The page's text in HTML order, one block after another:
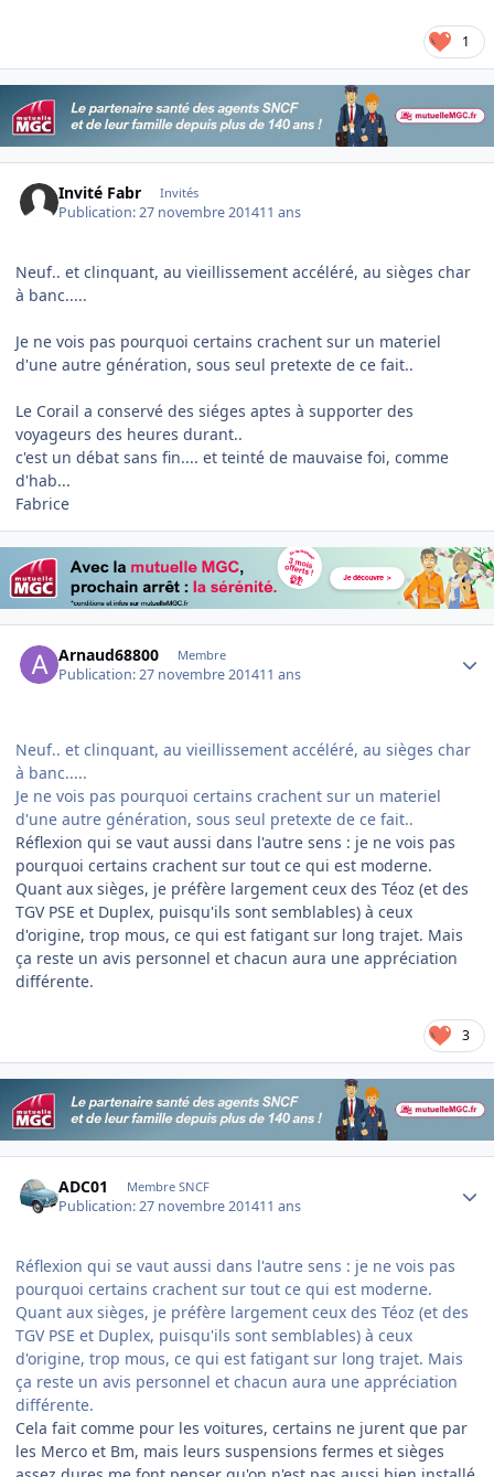
1
Invité Fabr Invités
Publication:27 novembre 201411 ans
Neuf.. et clinquant, au vieillissement accéléré, au sièges char
à banc.....
Je ne vois pas pourquoi certains crachent sur un materiel
d'une autre génération, sous seul pretexte de ce fait..
Le Corail a conservé des siéges aptes à supporter des
voyageurs des heures durant..
c'est un débat sans fin.... et teinté de mauvaise foi, comme
d'hab...
Fabrice
Arnaud68800 Membre
Publication:27 novembre 201411 ans
Neuf.. et clinquant, au vieillissement accéléré, au sièges char
à banc.....
Je ne vois pas pourquoi certains crachent sur un materiel
d'une autre génération, sous seul pretexte de ce fait..
Réflexion qui se vaut aussi dans l'autre sens : je ne vois pas
pourquoi certains crachent sur tout ce qui est moderne.
Quant aux sièges, je préfère largement ceux des Téoz (et des
TGV PSE et Duplex, puisqu'ils sont semblables) à ceux
d'origine, trop mous, ce qui est fatigant sur long trajet. Mais
ça reste un avis personnel et chacun aura une appréciation
différente.
3
ADC01 Membre SNCF
Publication:27 novembre 201411 ans
Réflexion qui se vaut aussi dans l'autre sens : je ne vois pas
pourquoi certains crachent sur tout ce qui est moderne.
Quant aux sièges, je préfère largement ceux des Téoz (et des
TGV PSE et Duplex, puisqu'ils sont semblables) à ceux
d'origine, trop mous, ce qui est fatigant sur long trajet. Mais
ça reste un avis personnel et chacun aura une appréciation
différente.
Cela fait comme pour les voitures, certains ne jurent que par
les Merco et Bm, mais leurs suspensions fermes et sièges